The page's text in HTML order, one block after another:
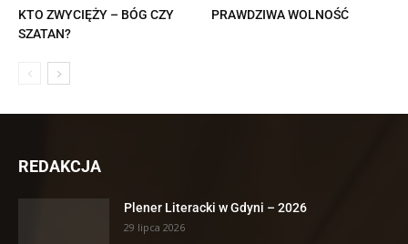
KTO ZWYCIĘŻY – BÓG CZY
SZATAN?
PRAWDZIWA WOLNOŚĆ
REDAKCJA
Plener Literacki w Gdyni – 2026
29 lipca 2026